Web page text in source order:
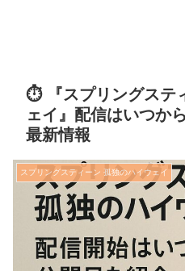
⏱️ 『スプリングステ
ェイ』配信はいつか
最新情報
スプリングスティーン 孤独のハイウェイ